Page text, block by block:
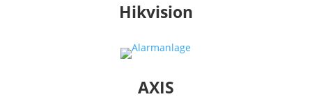
Hikvision
AXIS